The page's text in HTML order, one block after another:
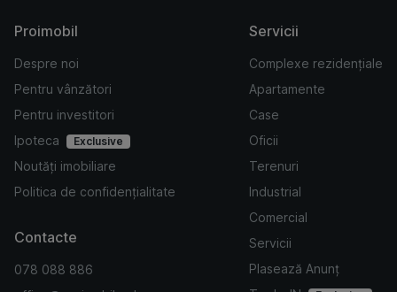
Proimobil
Despre noi
Pentru vânzători
Pentru investitori
Ipoteca
Exclusive
Noutăți imobiliare
Politica de confidențialitate
Servicii
Complexe rezidențiale
Apartamente
Case
Oficii
Terenuri
Industrial
Comercial
Servicii
Plasează Anunț
Contacte
078 088 886